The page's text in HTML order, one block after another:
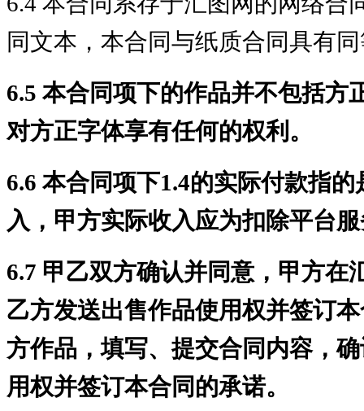
同文本，本合同与纸质合同具有
6.5 本合同项下的作品并不包括方
对方正字体享有任何的权利。
6.6 本合同项下1.4的实际付款指
入，甲方实际收入应为扣除平台
6.7 甲乙双方确认并同意，甲方在
乙方发送出售作品使用权并签订
方作品，填写、提交合同内容，
用权并签订本合同的承诺。